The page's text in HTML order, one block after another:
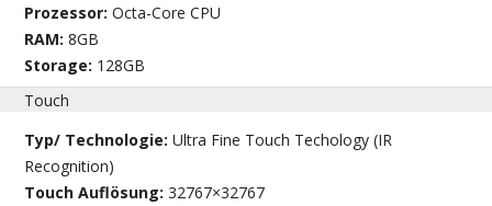
Prozessor:Octa-Core CPU
RAM:8GB
Storage: 128GB
Touch
Typ/ Technologie:Ultra Fine Touch Techology (IR
Recognition)
Touch Auflösung:32767×32767